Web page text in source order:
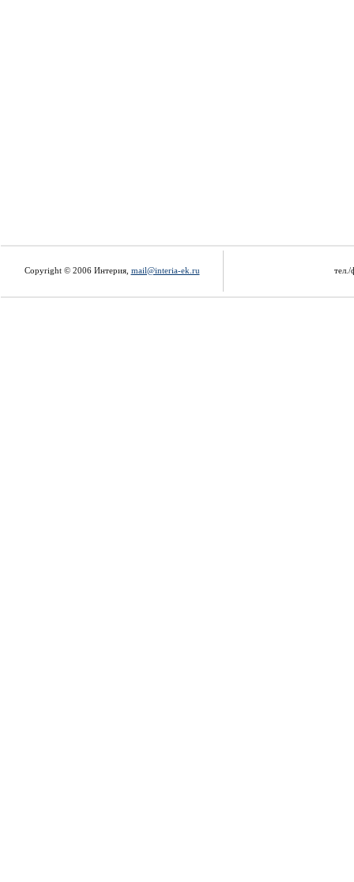
Copyright © 2006 Интерия, mail@interia-ek.ru